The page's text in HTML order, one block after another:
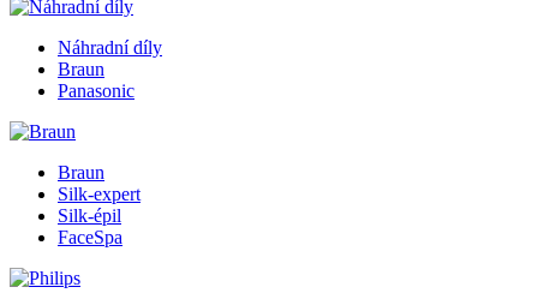
Náhradní díly
Braun
Panasonic
Braun
Silk-expert
Silk-épil
FaceSpa